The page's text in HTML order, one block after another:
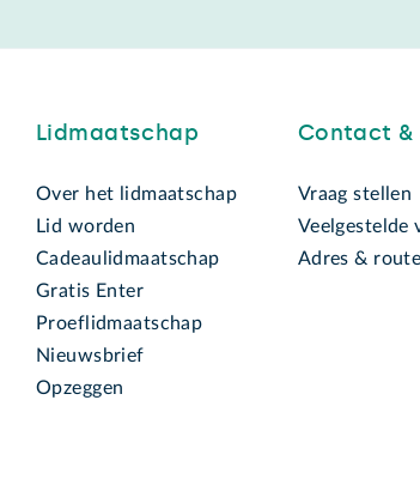
Lidmaatschap
Over het lidmaatschap
Lid worden
Cadeaulidmaatschap
Gratis Enter
Proeflidmaatschap
Nieuwsbrief
Opzeggen
Contact &
Vraag stellen
Veelgestelde
Adres & route